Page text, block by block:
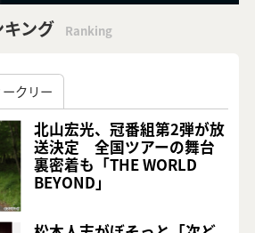
ング Ranking
ークリー
北山宏光、冠番組第2弾が放
送決定 全国ツアーの舞台
裏密着も「THE WORLD
BEYOND」